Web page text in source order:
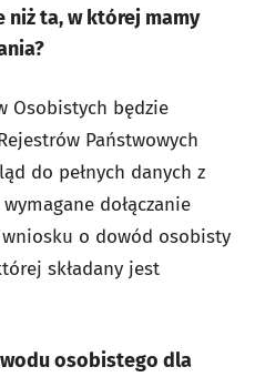
ta, w której mamy
Osobistych będzie
Państwowych
do pełnych danych z
dołączanie
o dowód osobisty
składany jest
osobistego dla